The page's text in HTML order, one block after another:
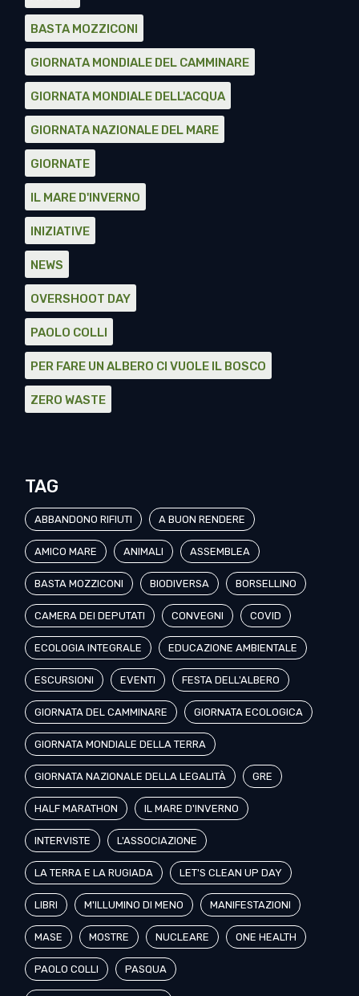
BASTA MOZZICONI
GIORNATA MONDIALE DEL CAMMINARE
GIORNATA MONDIALE DELL'ACQUA
GIORNATA NAZIONALE DEL MARE
GIORNATE
IL MARE D'INVERNO
INIZIATIVE
NEWS
OVERSHOOT DAY
PAOLO COLLI
PER FARE UN ALBERO CI VUOLE IL BOSCO
ZERO WASTE
TAG
ABBANDONO RIFIUTI A BUON RENDERE
AMICO MARE ANIMALI ASSEMBLEA
BASTA MOZZICONI BIODIVERSA BORSELLINO
CAMERA DEI DEPUTATI CONVEGNI COVID
ECOLOGIA INTEGRALE EDUCAZIONE AMBIENTALE
ESCURSIONI EVENTI FESTA DELL'ALBERO
GIORNATA DEL CAMMINARE GIORNATA ECOLOGICA
GIORNATA MONDIALE DELLA TERRA
GIORNATA NAZIONALE DELLA LEGALITÀ GRE
HALF MARATHON IL MARE D'INVERNO
INTERVISTE L'ASSOCIAZIONE
LA TERRA E LA RUGIADA LET'S CLEAN UP DAY
LIBRI M'ILLUMINO DI MENO MANIFESTAZIONI
MASE MOSTRE NUCLEARE ONE HEALTH
PAOLO COLLI PASQUA